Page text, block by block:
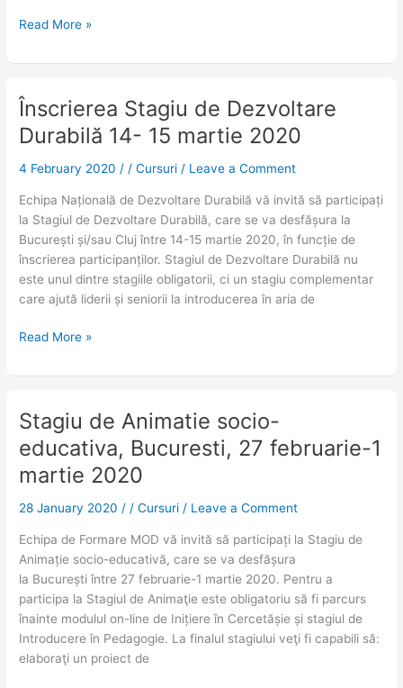
Read More »
Înscrierea Stagiu de Dezvoltare
Durabilă 14- 15 martie 2020
4 February 2020//Cursuri / Leave a Comment
Echipa Națională de Dezvoltare Durabilă vă invită să participați
la Stagiul de Dezvoltare Durabilă, care se va desfășura la
București și/sau Cluj între 14-15 martie 2020, în funcție de
înscrierea participanților. Stagiul de Dezvoltare Durabilă nu
este unul dintre stagiile obligatorii, ci un stagiu complementar
care ajută liderii și seniorii la introducerea în aria de
Înscrierea
Stagiu
de
Dezvoltare
14-
15
martie
2020
Read More »
Stagiu de Animatie socio-
educativa, Bucuresti, 27 februarie-1
martie 2020
28 January 2020//Cursuri / Leave a Comment
Echipa de Formare MOD vă invită să participați la Stagiu de
Animație socio-educativă, care se va desfășura
la București între 27 februarie-1 martie 2020. Pentru a
participa la Stagiul de Animaţie este obligatoriu să fi parcurs
înainte modulul on-line de Inițiere în Cercetășie și stagiul de
Introducere în Pedagogie. La finalul stagiului veţi fi capabili să:
elaboraţi un proiect de
Stagiu
Animatie
socio-
Bucuresti,
27
februarie-
1
martie
2020